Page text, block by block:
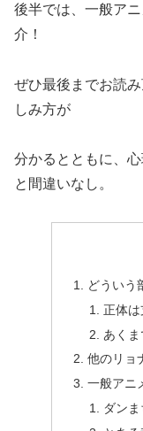
後半では、一般ア
介！
ぜひ最後までお読
しみ方が
分かるとともに、
と間違いなし。
どういう
正体は
あく
他のリョ
一般アニ
ダンま